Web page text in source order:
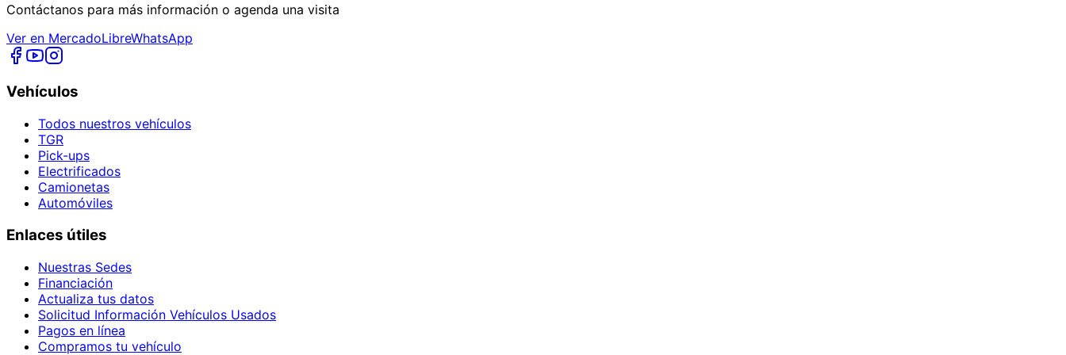
Contáctanos para más información o agenda una visita
Ver en MercadoLibreWhatsApp
Vehículos
Todos nuestros vehículos
TGR
Pick-ups
Electrificados
Camionetas
Automóviles
Enlaces útiles
Nuestras Sedes
Financiación
Actualiza tus datos
Solicitud Información Vehículos Usados
Pagos en línea
Compramos tu vehículo